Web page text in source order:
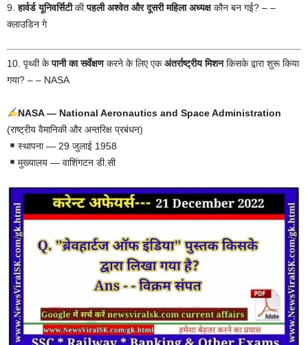
9.हार्वर्ड यूनिवर्सिटीकीपहली अश्वेत और दूसरी महिला अध्यक्षकौन बन गई? – –
क्लाउडिन गे
10. पृथ्वी केपानी का सर्वेक्षणकरने के लिए एकअंतर्राष्ट्रीय मिशनकिसके द्वारा शुरू किया
गया? – – NASA
NASA — National Aeronautics and Space Administration
(राष्ट्रीय वैमानिकी और अन्तरिक्ष प्रबंधन)
स्थापना — 29 जुलाई 1958
मुख्यालय — वाशिंगटन डी.सी